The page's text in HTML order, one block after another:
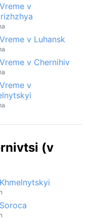
v
v Luhansk
v Chernihiv
v
(v